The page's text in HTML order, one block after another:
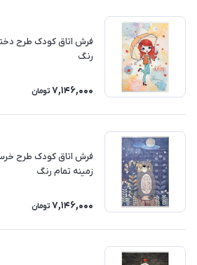
رنگ
7,146,000 تومان
زمینه تمام رنگ
7,146,000 تومان